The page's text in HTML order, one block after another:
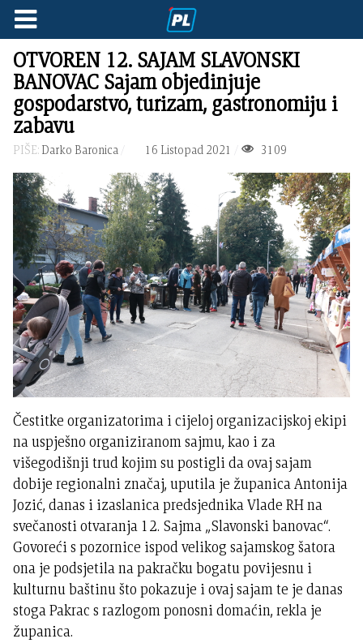
OTVOREN 12. SAJAM SLAVONSKI
BANOVAC Sajam objedinjuje
gospodarstvo, turizam, gastronomiju i
zabavu
PIŠE: Darko Baronica 16 Listopad 2021 3109
Čestitke organizatorima i cijeloj organizacijskoj ekipi
na uspješno organiziranom sajmu, kao i za
višegodišnji trud kojim su postigli da ovaj sajam
dobije regionalni značaj, uputila je županica Antonija
Jozić, danas i izaslanica predsjednika Vlade RH na
svečanosti otvaranja 12. Sajma „Slavonski banovac“.
Govoreći s pozornice ispod velikog sajamskog šatora
ona je podsjetila na pakračku bogatu povijesnu i
kulturnu baštinu što pokazuje i ovaj sajam te je danas
stoga Pakrac s razlogom ponosni domaćin, rekla je
županica.